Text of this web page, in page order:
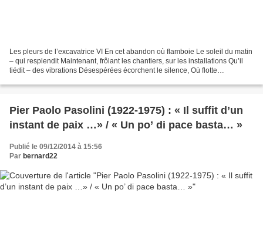
Les pleurs de l’excavatrice VI En cet abandon où flamboie Le soleil du matin
– qui resplendit Maintenant, frôlant les chantiers, sur les installations Qu’il
tiédit – des vibrations Désespérées écorchent le silence, Où flotte
Pier Paolo Pasolini (1922-1975) : « Il suffit d’un
instant de paix …» / « Un po’ di pace basta… »
Publié le 09/12/2014 à 15:56
Par bernard22